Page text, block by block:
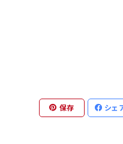
保存 シェ